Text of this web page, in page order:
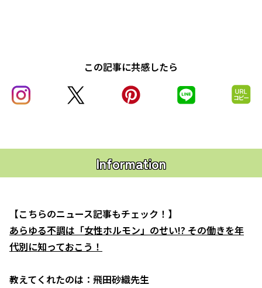
この記事に共感したら
Information
【こちらのニュース記事もチェック！】
あらゆる不調は「女性ホルモン」のせい!? その働きを年
代別に知っておこう！
教えてくれたのは：飛田砂織先生